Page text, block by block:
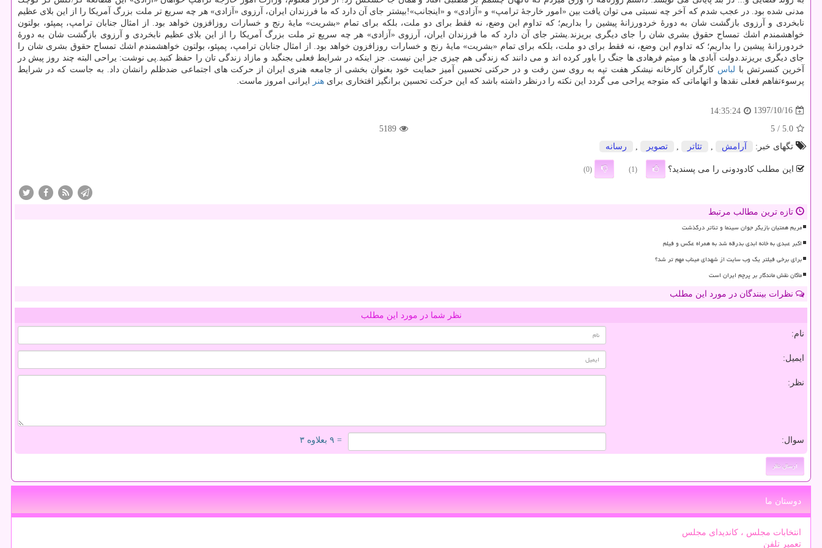
مدنی شده بود. در عجب شدم كه آخر چه نسبتی می توان یافت بین «امور خارجهٔ ترامپ» و «آزادی» و «اینجانب»!بیشتر جای آن دارد كه ما فرزندان ایران، آرزوی «آزادی» هر چه سریع تر ملت بزرگ آمریكا را از این بلای عظیم
نابخردی و آرزوی بازگشت شان به دورهٔ خردورزانهٔ پیشین را بداریم؛ كه تداوم این وضع، نه فقط برای دو ملت، بلكه برای تمام «بشریت» مایهٔ رنج و خسارات روزافزون خواهد بود. از امثال جنابان ترامپ، پمپئو، بولتون
خواهشمندم اشك تمساح حقوق بشری شان را جای دیگری بریزند.یشتر جای آن دارد كه ما فرزندان ایران، آرزوی «آزادی» هر چه سریع تر ملت بزرگ آمریكا را از این بلای عظیم نابخردی و آرزوی بازگشت شان به دورهٔ
خردورزانهٔ پیشین را بداریم؛ كه تداوم این وضع، نه فقط برای دو ملت، بلكه برای تمام «بشریت» مایهٔ رنج و خسارات روزافزون خواهد بود. از امثال جنابان ترامپ، پمپئو، بولتون خواهشمندم اشك تمساح حقوق بشری شان را
جای دیگری بریزند.دولت آبادی ها و میثم فرهادی ها جنگ را باور كرده اند و می دانند كه زندگی هم چیزی جز این نیست. جز اینكه در شرایط فعلی بجنگید و مازاد زندگی تان را حفظ كنید.پی نوشت: یراحی البته چند روز پیش در
آخرین كنسرتش با لباس كارگران كارخانه نیشكر هفت تپه به روی سن رفت و در حركتی تحسین آمیز حمایت خود بعنوان بخشی از جامعه هنری ایران از حركت های اجتماعی ضدظلم رانشان داد. به جاست كه در شرایط
پرسوءتفاهم فعلی نقدها و اتهاماتی كه متوجه یراحی می گردد این نكته را درنظر داشته باشد كه این حركت تحسین برانگیز افتخاری برای هنر ایرانی امروز ماست.
1397/10/16
14:35:24
5.0
/ 5
5189
تگهای خبر:
آرامش , تئاتر , تصویر , رسانه
این مطلب کادودونی را می پسندید؟ (1)
(0)
تازه ترین مطالب مرتبط
مریم همتیان بازیگر جوان سینما و تئاتر درگذشت
اکبر عبدی به خانه ابدی بدرقه شد به همراه عکس و فیلم
برای برخی فیلتر یک وب سایت از شهدای میناب مهم تر شد؟
ماکان نقش ماندگار بر پرچم ایران است
نظرات بینندگان در مورد این مطلب
نظر شما در مورد این مطلب
نام:
ایمیل:
نظر:
سوال: = ۹ بعلاوه ۳
دوستان ما
انتخابات مجلس ، کاندیدای مجلس
تعمیر تلفن